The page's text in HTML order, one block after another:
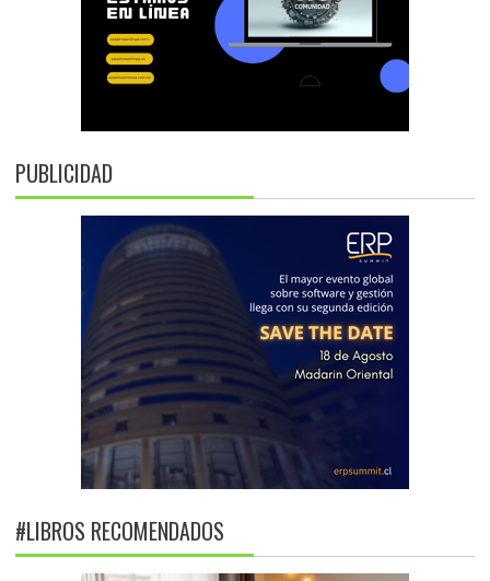
PUBLICIDAD
#LIBROS RECOMENDADOS